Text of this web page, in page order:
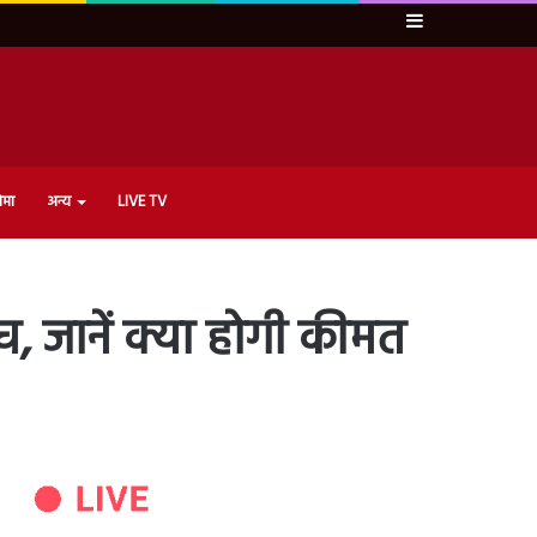
Sidebar
अन्य LIVE TV
जानें क्या होगी कीमत